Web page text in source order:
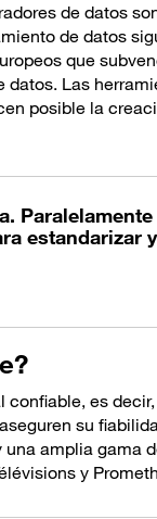
de datos
de datos
que
datos. Las
posible la
estandarizar y
confiable, es
su
amplia gama
y